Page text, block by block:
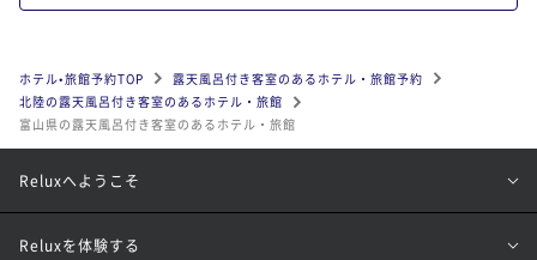
ホテル•旅館予約TOP
露天風呂付き客室のあるホテル・旅館予約
北陸の露天風呂付き客室のあるホテル・旅館
富山県の露天風呂付き客室のあるホテル・旅館
Reluxへようこそ
Reluxを体験する